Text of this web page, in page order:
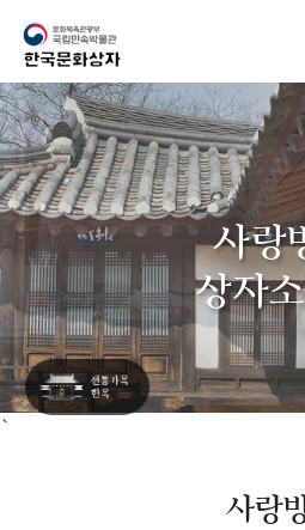
`
사랑
상자
사랑